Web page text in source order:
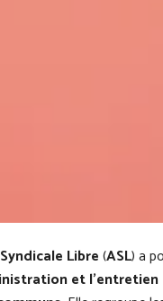
Libre(ASL) a
et l’entretien